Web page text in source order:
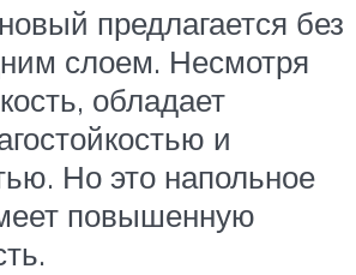
предлагается без
слоем. Несмотря
обладает
и
Но это напольное
повышенную